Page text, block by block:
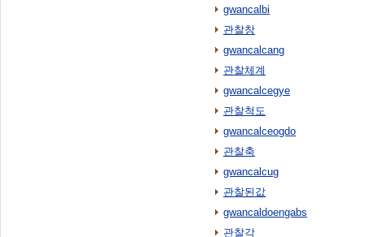
gwancalbi
관찰창
gwancalcang
관찰체계
gwancalcegye
관찰척도
gwancalceogdo
관찰축
gwancalcug
관찰된값
gwancaldoengabs
관찰각